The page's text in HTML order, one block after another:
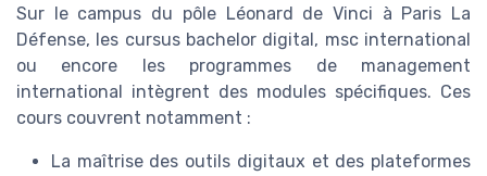
Sur le campus du pôle Léonard de Vinci à Paris La
Défense, les cursus bachelor digital, msc international
ou encore les programmes de management
international intègrent des modules spécifiques. Ces
cours couvrent notamment :
La maîtrise des outils digitaux et des plateformes